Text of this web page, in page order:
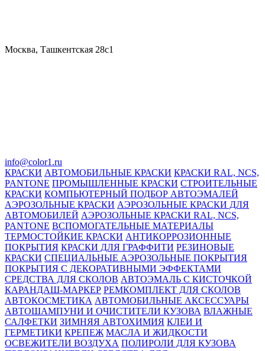
Москва, Ташкентская 28с1
info@color1.ru
КРАСКИ АВТОМОБИЛЬНЫЕ КРАСКИ КРАСКИ RAL, NCS,
PANTONE ПРОМЫШЛЕННЫЕ КРАСКИ СТРОИТЕЛЬНЫЕ
КРАСКИ КОМПЬЮТЕРНЫЙ ПОДБОР АВТОЭМАЛЕЙ
АЭРОЗОЛЬНЫЕ КРАСКИ АЭРОЗОЛЬНЫЕ КРАСКИ ДЛЯ
АВТОМОБИЛЕЙ АЭРОЗОЛЬНЫЕ КРАСКИ RAL, NCS,
PANTONE ВСПОМОГАТЕЛЬНЫЕ МАТЕРИАЛЫ
ТЕРМОСТОЙКИЕ КРАСКИ АНТИКОРРОЗИОННЫЕ
ПОКРЫТИЯ КРАСКИ ДЛЯ ГРАФФИТИ РЕЗИНОВЫЕ
КРАСКИ СПЕЦИАЛЬНЫЕ АЭРОЗОЛЬНЫЕ ПОКРЫТИЯ
ПОКРЫТИЯ С ДЕКОРАТИВНЫМИ ЭФФЕКТАМИ
СРЕДСТВА ДЛЯ СКОЛОВ АВТОЭМАЛЬ С КИСТОЧКОЙ
КАРАНДАШ-МАРКЕР РЕМКОМПЛЕКТ ДЛЯ СКОЛОВ
АВТОКОСМЕТИКА АВТОМОБИЛЬНЫЕ АКСЕССУАРЫ
АВТОШАМПУНИ И ОЧИСТИТЕЛИ КУЗОВА ВЛАЖНЫЕ
САЛФЕТКИ ЗИМНЯЯ АВТОХИМИЯ КЛЕИ И
ГЕРМЕТИКИ КРЕПЕЖ МАСЛА И ЖИДКОСТИ
ОСВЕЖИТЕЛИ ВОЗДУХА ПОЛИРОЛИ ДЛЯ КУЗОВА